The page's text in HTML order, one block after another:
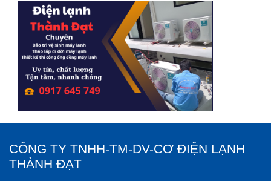
CÔNG TY TNHH-TM-DV-CƠ ĐIỆN LẠNH
THÀNH ĐẠT